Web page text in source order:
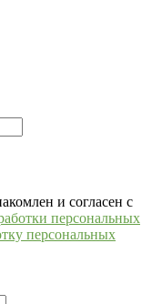
и согласен с
персональных
персональных